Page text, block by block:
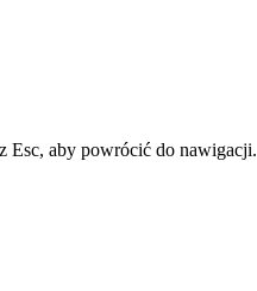
Esc, aby powrócić do nawigacji.